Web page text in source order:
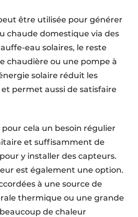
être utilisée pour générer
chaude domestique via des
eau solaires, le reste
chaudière ou une pompe à
solaire réduit les
et permet aussi de satisfaire
cela un besoin régulier
et suffisamment de
y installer des capteurs.
est également une option.
à une source de
thermique ou une grande
de chaleur